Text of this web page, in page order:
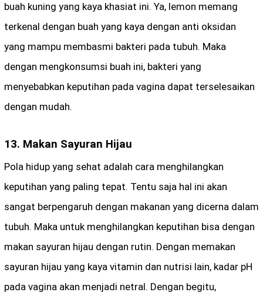
buah kuning yang kaya khasiat ini. Ya, lemon memang
terkenal dengan buah yang kaya dengan anti oksidan
yang mampu membasmi bakteri pada tubuh. Maka
dengan mengkonsumsi buah ini, bakteri yang
menyebabkan keputihan pada vagina dapat terselesaikan
dengan mudah.
13. Makan Sayuran Hijau
Pola hidup yang sehat adalah cara menghilangkan
keputihan yang paling tepat. Tentu saja hal ini akan
sangat berpengaruh dengan makanan yang dicerna dalam
tubuh. Maka untuk menghilangkan keputihan bisa dengan
makan sayuran hijau dengan rutin. Dengan memakan
sayuran hijau yang kaya vitamin dan nutrisi lain, kadar pH
pada vagina akan menjadi netral. Dengan begitu,